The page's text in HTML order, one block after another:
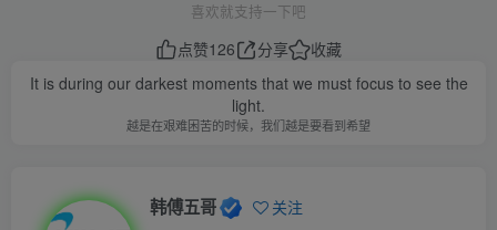
喜欢就支持一下吧
点赞126 分享
收藏
It is during our darkest moments that we must focus to see the
light.
越是在艰难困苦的时候，我们越是要看到希望
韩傅五哥 关注